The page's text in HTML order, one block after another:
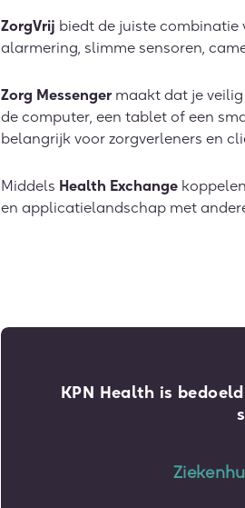
ZorgVrij biedt de juiste combinatie
alarmering, slimme sensoren,
Zorg Messengermaakt dat je
de computer, een tablet of een
belangrijk voor zorgverleners en
Middels Health Exchange
en applicatielandschap met
KPN Health is